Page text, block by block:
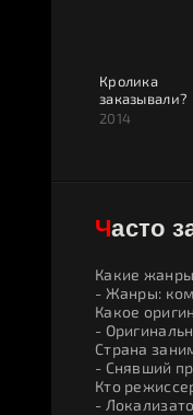
Кролика
заказывали?
2014
Часто
Какие
- Жанры:
Какое
-
Страна
- Снявший
Кто
-